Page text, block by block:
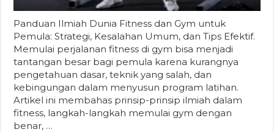
Panduan Ilmiah Dunia Fitness dan Gym untuk
Pemula: Strategi, Kesalahan Umum, dan Tips Efektif.
Memulai perjalanan fitness di gym bisa menjadi
tantangan besar bagi pemula karena kurangnya
pengetahuan dasar, teknik yang salah, dan
kebingungan dalam menyusun program latihan.
Artikel ini membahas prinsip-prinsip ilmiah dalam
fitness, langkah-langkah memulai gym dengan
benar, …